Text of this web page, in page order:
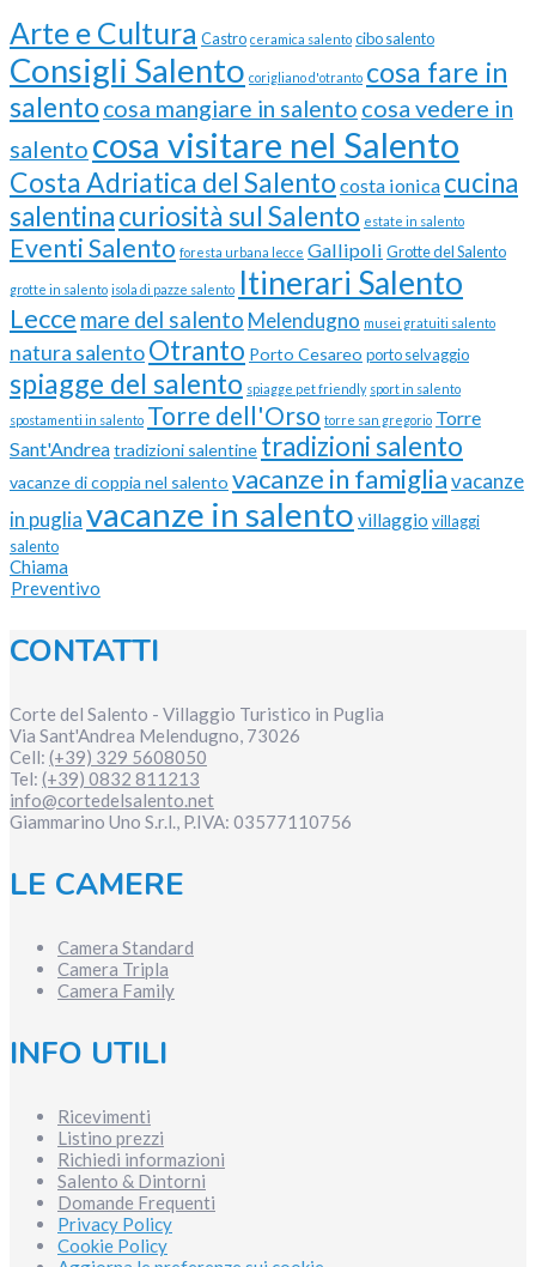
Arte e Cultura Castro ceramica salento cibo salento
Consigli Salento corigliano d'otranto cosa fare in
salentocosa mangiare in salento cosa vedere in
salento cosa visitare nel Salento
Costa Adriatica del Salento costa ionica cucina
salentinacuriosità sul Salento estate in salento
Eventi Salento foresta urbana lecce Gallipoli Grotte del Salento
grotte in salento isola di pazze salento Itinerari Salento
Lecce mare del salento Melendugno musei gratuiti salento
natura salentoOtranto Porto Cesareo porto selvaggio
spiagge del salento spiagge pet friendly sport in salento
spostamenti in salento Torre dell'Orso torre san gregorio Torre
Sant'Andreatradizioni salentine tradizioni salento
vacanze di coppia nel salento vacanze in famigliavacanze
in pugliavacanze in salento villaggio villaggi
salento
Chiama
Preventivo
CONTATTI
Corte del Salento - Villaggio Turistico in Puglia
Via Sant'Andrea Melendugno, 73026
Cell: (+39) 329 5608050
Tel: (+39) 0832 811213
info@cortedelsalento.net
Giammarino Uno S.r.l., P.IVA: 03577110756
LE CAMERE
Camera Standard
Camera Tripla
Camera Family
INFO UTILI
Ricevimenti
Listino prezzi
Richiedi informazioni
Salento & Dintorni
Domande Frequenti
Privacy Policy
Cookie Policy